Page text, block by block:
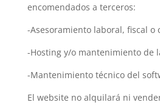
encomendados a terceros:
-Asesoramiento laboral, fiscal o
-Hosting y/o mantenimiento de
-Mantenimiento técnico del
El website no alquilará ni